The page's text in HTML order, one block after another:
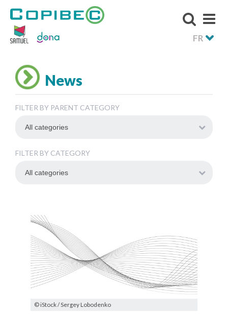
FR
News
FILTER BY PARENT CATEGORY
FILTER BY CATEGORY
© iStock / Sergey Lobodenko